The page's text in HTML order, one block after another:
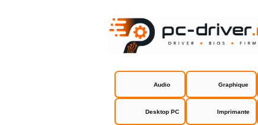
Audio Graphique
Desktop PC Imprimante